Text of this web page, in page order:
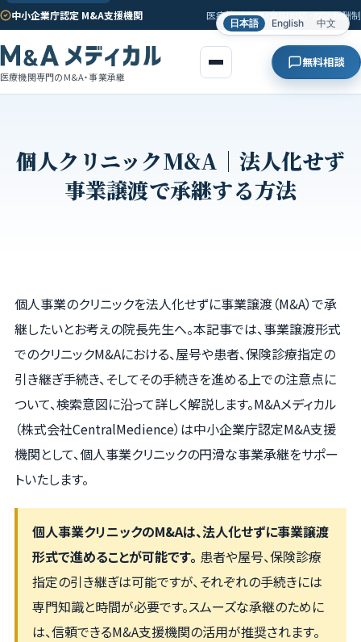
日本語 English 中文
中小企業庁認定 M&A支援機関 医療機関専門・全国対応・成功報酬制
医療機関専門のM&A・事業承継
無料相談
個人クリニックM&A｜法人化せず
事業譲渡で承継する方法
個人事業のクリニックを法人化せずに事業譲渡（M&A）で承
継したいとお考えの院長先生へ。本記事では、事業譲渡形式
でのクリニックM&Aにおける、屋号や患者、保険診療指定の
引き継ぎ手続き、そしてその手続きを進める上での注意点に
ついて、検索意図に沿って詳しく解説します。M&Aメディカル
（株式会社CentralMedience）は中小企業庁認定M&A支援
機関として、個人事業クリニックの円滑な事業承継をサポー
トいたします。
個人事業クリニックのM&Aは、法人化せずに事業譲渡
形式で進めることが可能です。 患者や屋号、保険診療
指定の引き継ぎは可能ですが、それぞれの手続きには
専門知識と時間が必要です。スムーズな承継のために
は、信頼できるM&A支援機関の活用が推奨されます。